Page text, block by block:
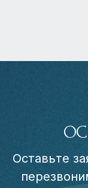
Оставьте